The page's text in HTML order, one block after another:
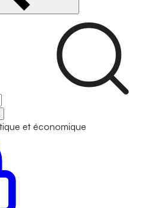
et économique